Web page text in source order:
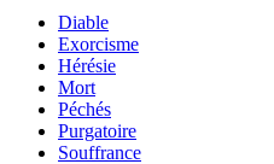
Diable
Exorcisme
Hérésie
Mort
Péchés
Purgatoire
Souffrance